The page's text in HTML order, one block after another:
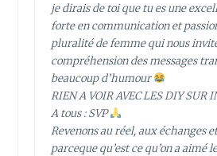
je dirais de toi que tu es une
forte en communication et
pluralité de femme qui nous
compréhension des messages
beaucoup d’humour
RIEN A VOIR AVEC LES DIY SUR
A tous : SVP
Revenons au réel, aux échanges
parceque qu’est ce qu’on a aimé